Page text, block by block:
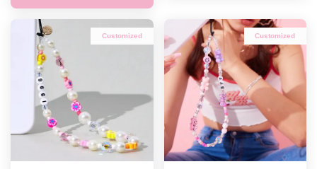
Customized Customized